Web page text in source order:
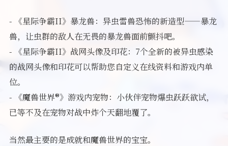
- 《星际争霸II》暴龙兽：异虫雷兽恐怖的新造型——暴龙
兽，让虫群的敌人在无畏的暴龙兽面前颤抖吧。
- 《星际争霸II》战网头像及印花：7个全新的被异虫感染
的战网头像和印花可以帮助您自定义在线资料和游戏内单
位。
- 《魔兽世界®》游戏内宠物：小伙伴宠物爆虫跃跃欲试，
已等不及在宠物对战中炸个天翻地覆了。
当然最主要的是成就和魔兽世界的宝宝。